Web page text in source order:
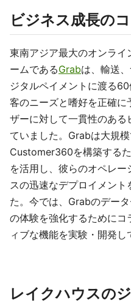
ビジネス成長の
東南アジア最大のオンライ
ームであるGrabは、輸送
ジタルペイメントに渡る
客のニーズと嗜好を正確
ザーに対して一貫性のあ
ていました。Grabは大規
Customer360を構築する
を活用し、彼らのオペレ
スの迅速なデプロイメン
た。今では、Grabのデー
の体験を強化するために
ィブな機能を実験・開発し
レイクハウスの